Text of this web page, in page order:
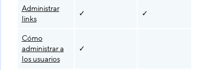
Administrar
links
✓ ✓
Cómo
administrar a
los usuarios
✓